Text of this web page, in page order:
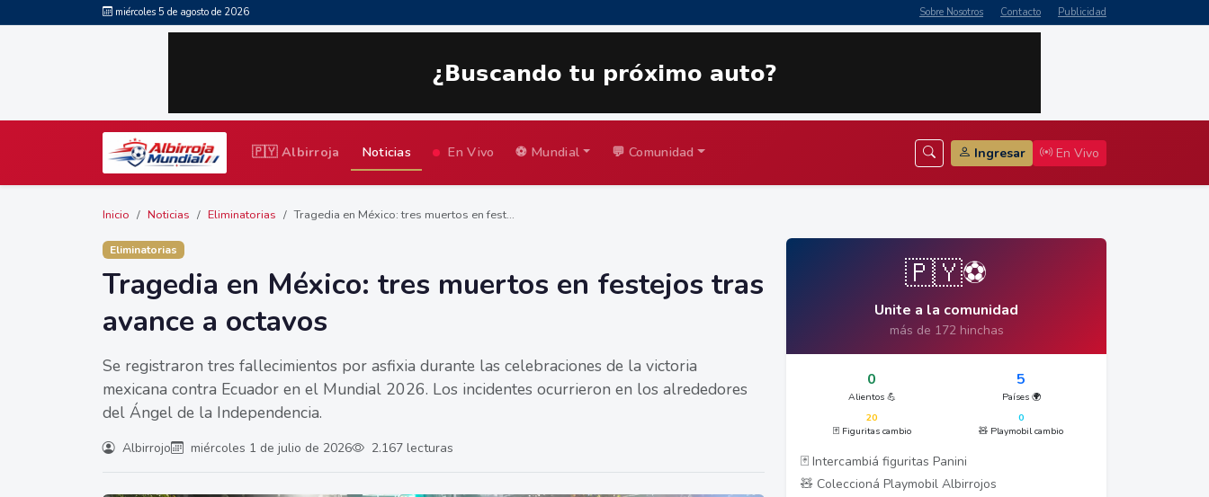
miércoles 5 de agosto de 2026 Sobre Nosotros Contacto Publicidad
🇵🇾 Albirroja Noticias En Vivo ⚽ Mundial 💬 Comunidad Ingresar En Vivo
Inicio Noticias Eliminatorias Tragedia en México: tres muertos en fest...
Eliminatorias
Tragedia en México: tres muertos en festejos tras
avance a octavos
Se registraron tres fallecimientos por asfixia durante las celebraciones de la victoria
mexicana contra Ecuador en el Mundial 2026. Los incidentes ocurrieron en los alrededores
del Ángel de la Independencia.
Albirrojo miércoles 1 de julio de 2026 2.167 lecturas
🇵🇾⚽
Unite a la comunidad
más de 172 hinchas
0
Alientos 💪
5
Países 🌍
20
🃏 Figuritas cambio
0
🧸 Playmobil cambio
🃏 Intercambiá figuritas Panini
🧸 Coleccioná Playmobil Albirrojos